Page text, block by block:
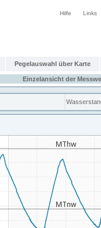
Hilfe Links
Pegelauswahl über Karte
Einzelansicht der